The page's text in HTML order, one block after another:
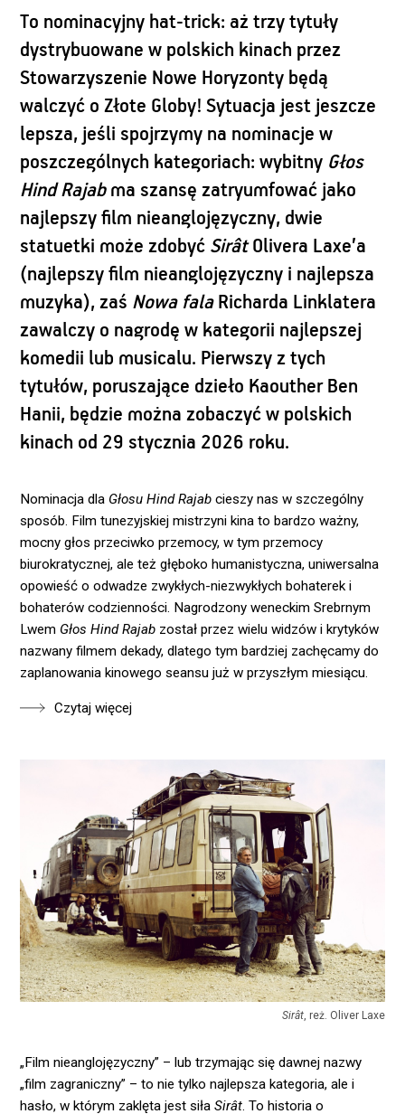
To nominacyjny hat-trick: aż trzy tytuły
dystrybuowane w polskich kinach przez
Stowarzyszenie Nowe Horyzonty będą
walczyć o Złote Globy! Sytuacja jest jeszcze
lepsza, jeśli spojrzymy na nominacje w
poszczególnych kategoriach: wybitny Głos
Hind Rajabma szansę zatryumfować jako
najlepszy film nieanglojęzyczny, dwie
statuetki może zdobyć SirâtOlivera Laxe’a
(najlepszy film nieanglojęzyczny i najlepsza
muzyka), zaś Nowa falaRicharda Linklatera
zawalczy o nagrodę w kategorii najlepszej
komedii lub musicalu. Pierwszy z tych
tytułów, poruszające dzieło Kaouther Ben
Hanii, będzie można zobaczyć w polskich
kinach od 29 stycznia 2026 roku.
Nominacja dla Głosu Hind Rajab cieszy nas w szczególny
sposób. Film tunezyjskiej mistrzyni kina to bardzo ważny,
mocny głos przeciwko przemocy, w tym przemocy
biurokratycznej, ale też głęboko humanistyczna, uniwersalna
opowieść o odwadze zwykłych-niezwykłych bohaterek i
bohaterów codzienności. Nagrodzony weneckim Srebrnym
Lwem Głos Hind Rajab został przez wielu widzów i krytyków
nazwany filmem dekady, dlatego tym bardziej zachęcamy do
zaplanowania kinowego seansu już w przyszłym miesiącu.
Czytaj więcej
Sirât, reż. Oliver Laxe
„Film nieanglojęzyczny” – lub trzymając się dawnej nazwy
„film zagraniczny” – to nie tylko najlepsza kategoria, ale i
hasło, w którym zaklęta jest siłaSirât. To historia o